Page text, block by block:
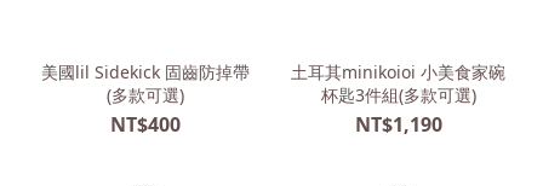
美國lil Sidekick 固齒防掉帶
(多款可選)
NT$400
土耳其minikoioi 小美食家碗
杯匙3件組(多款可選)
NT$1,190